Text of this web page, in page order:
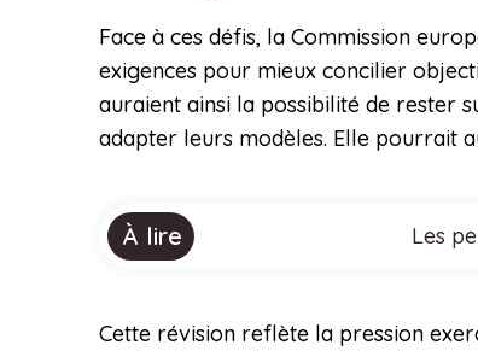
Face à ces défis, la Commission
exigences pour mieux concilier
auraient ainsi la possibilité de rester
adapter leurs modèles. Elle pourrait
À lire Les
Cette révision reflète la pression